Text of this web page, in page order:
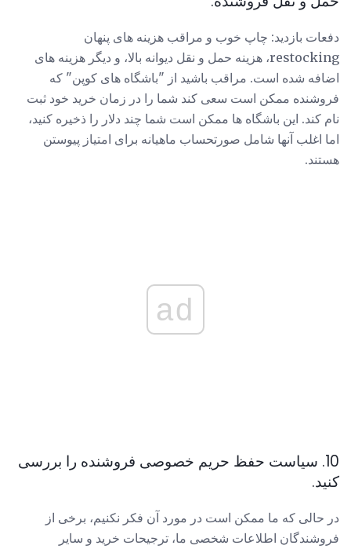
دفعات بازدید: چاپ خوب و مراقب هزینه های پنهان
restocking، هزینه حمل و نقل دیوانه بالا، و دیگر هزینه های
اضافه شده است. مراقب باشید از "باشگاه های کوپن" که
فروشنده ممکن است سعی کند شما را در زمان خرید خود ثبت
نام کند. این باشگاه ها ممکن است شما چند دلار را ذخیره کنید،
اما اغلب آنها شامل صورتحساب ماهیانه برای امتیاز پیوستن
هستند.
ad
10. سیاست حفظ حریم خصوصی فروشنده را بررسی
کنید.
در حالی که ما ممکن است در مورد آن فکر نکنیم، برخی از
فروشندگان اطلاعات شخصی ما، ترجیحات خرید و سایر